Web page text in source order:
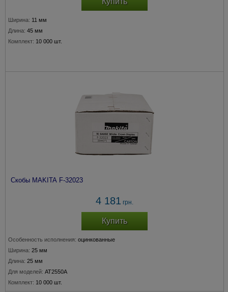
Ширина: 11 мм
Длина: 45 мм
Комплект: 10 000 шт.
Скобы MAKITA F-32023
4 181 грн.
Купить
Особенность исполнения: оцинкованные
Ширина: 25 мм
Длина: 25 мм
Для моделей: AT2550A
Комплект: 10 000 шт.